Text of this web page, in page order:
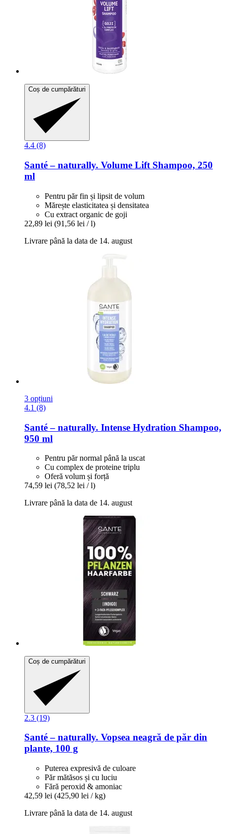
Coș de cumpărături
4.4 (8)
Santé – naturally. Volume Lift Shampoo, 250
ml
Pentru păr fin și lipsit de volum
Mărește elasticitatea și densitatea
Cu extract organic de goji
22,89 lei (91,56 lei / l)
Livrare până la data de 14. august
3 opțiuni
4.1 (8)
Santé – naturally. Intense Hydration Shampoo,
950 ml
Pentru păr normal până la uscat
Cu complex de proteine triplu
Oferă volum și forță
74,59 lei (78,52 lei / l)
Livrare până la data de 14. august
Coș de cumpărături
2.3 (19)
Santé – naturally. Vopsea neagră de păr din
plante, 100 g
Puterea expresivă de culoare
Păr mătăsos și cu luciu
Fără peroxid & amoniac
42,59 lei (425,90 lei / kg)
Livrare până la data de 14. august